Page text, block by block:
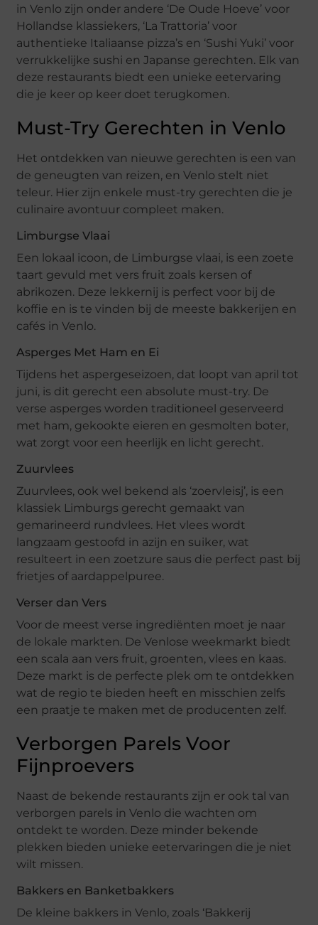
in Venlo zijn onder andere ‘De Oude Hoeve’ voor
Hollandse klassiekers, ‘La Trattoria’ voor
authentieke Italiaanse pizza’s en ‘Sushi Yuki’ voor
verrukkelijke sushi en Japanse gerechten. Elk van
deze restaurants biedt een unieke eetervaring
die je keer op keer doet terugkomen.
Must-Try Gerechten in Venlo
Het ontdekken van nieuwe gerechten is een van
de geneugten van reizen, en Venlo stelt niet
teleur. Hier zijn enkele must-try gerechten die je
culinaire avontuur compleet maken.
Limburgse Vlaai
Een lokaal icoon, de Limburgse vlaai, is een zoete
taart gevuld met vers fruit zoals kersen of
abrikozen. Deze lekkernij is perfect voor bij de
koffie en is te vinden bij de meeste bakkerijen en
cafés in Venlo.
Asperges Met Ham en Ei
Tijdens het aspergeseizoen, dat loopt van april tot
juni, is dit gerecht een absolute must-try. De
verse asperges worden traditioneel geserveerd
met ham, gekookte eieren en gesmolten boter,
wat zorgt voor een heerlijk en licht gerecht.
Zuurvlees
Zuurvlees, ook wel bekend als ‘zoervleisj’, is een
klassiek Limburgs gerecht gemaakt van
gemarineerd rundvlees. Het vlees wordt
langzaam gestoofd in azijn en suiker, wat
resulteert in een zoetzure saus die perfect past bij
frietjes of aardappelpuree.
Verser dan Vers
Voor de meest verse ingrediënten moet je naar
de lokale markten. De Venlose weekmarkt biedt
een scala aan vers fruit, groenten, vlees en kaas.
Deze markt is de perfecte plek om te ontdekken
wat de regio te bieden heeft en misschien zelfs
een praatje te maken met de producenten zelf.
Verborgen Parels Voor
Fijnproevers
Naast de bekende restaurants zijn er ook tal van
verborgen parels in Venlo die wachten om
ontdekt te worden. Deze minder bekende
plekken bieden unieke eetervaringen die je niet
wilt missen.
Bakkers en Banketbakkers
De kleine bakkers in Venlo, zoals ‘Bakkerij